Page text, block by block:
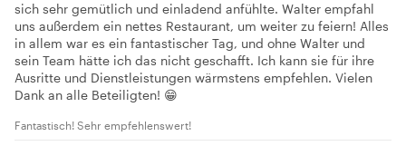
sich sehr gemütlich und einladend anfühlte. Walter empfahl
uns außerdem ein nettes Restaurant, um weiter zu feiern! Alles
in allem war es ein fantastischer Tag, und ohne Walter und
sein Team hätte ich das nicht geschafft. Ich kann sie für ihre
Ausritte und Dienstleistungen wärmstens empfehlen. Vielen
Dank an alle Beteiligten! 😁
Fantastisch! Sehr empfehlenswert!